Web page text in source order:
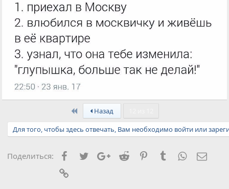
First Назад
Для того, чтобы здесь отвечать, Вам необходимо войти или
Поделиться: Facebook
TwitterGoogle+
Reddit PinterestTumblrWhatsApp